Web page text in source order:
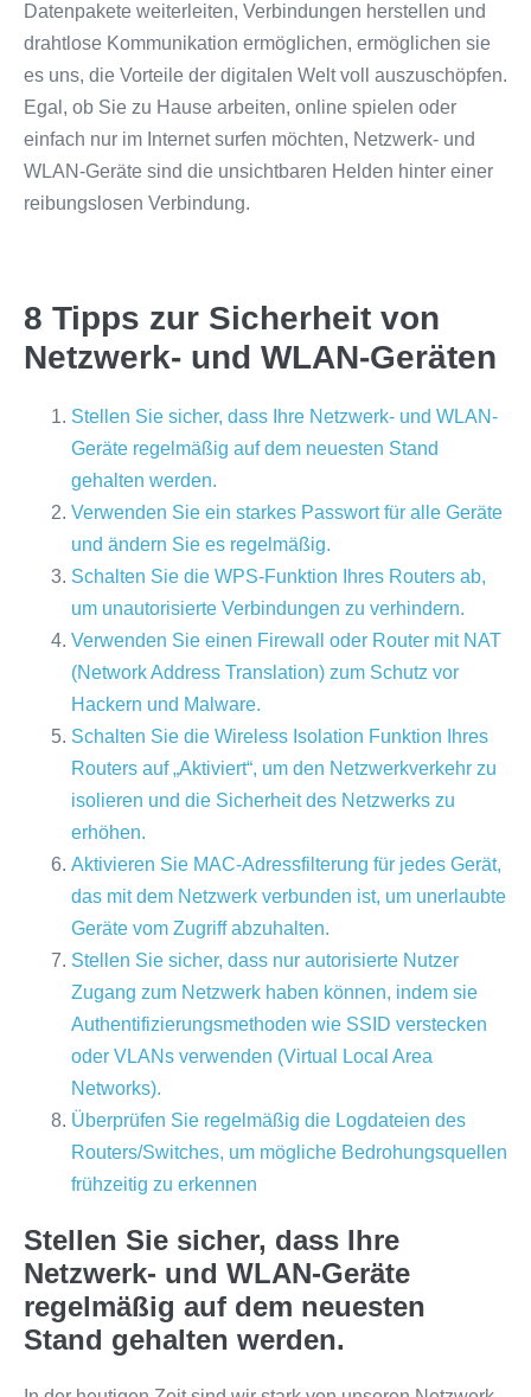
Datenpakete weiterleiten, Verbindungen herstellen und
drahtlose Kommunikation ermöglichen, ermöglichen sie
es uns, die Vorteile der digitalen Welt voll auszuschöpfen.
Egal, ob Sie zu Hause arbeiten, online spielen oder
einfach nur im Internet surfen möchten, Netzwerk- und
WLAN-Geräte sind die unsichtbaren Helden hinter einer
reibungslosen Verbindung.
8 Tipps zur Sicherheit von
Netzwerk- und WLAN-Geräten
Stellen Sie sicher, dass Ihre Netzwerk- und WLAN-
Geräte regelmäßig auf dem neuesten Stand
gehalten werden.
Verwenden Sie ein starkes Passwort für alle Geräte
und ändern Sie es regelmäßig.
Schalten Sie die WPS-Funktion Ihres Routers ab,
um unautorisierte Verbindungen zu verhindern.
Verwenden Sie einen Firewall oder Router mit NAT
(Network Address Translation) zum Schutz vor
Hackern und Malware.
Schalten Sie die Wireless Isolation Funktion Ihres
Routers auf „Aktiviert“, um den Netzwerkverkehr zu
isolieren und die Sicherheit des Netzwerks zu
erhöhen.
Aktivieren Sie MAC-Adressfilterung für jedes Gerät,
das mit dem Netzwerk verbunden ist, um unerlaubte
Geräte vom Zugriff abzuhalten.
Stellen Sie sicher, dass nur autorisierte Nutzer
Zugang zum Netzwerk haben können, indem sie
Authentifizierungsmethoden wie SSID verstecken
oder VLANs verwenden (Virtual Local Area
Networks).
Überprüfen Sie regelmäßig die Logdateien des
Routers/Switches, um mögliche Bedrohungsquellen
frühzeitig zu erkennen
Stellen Sie sicher, dass Ihre
Netzwerk- und WLAN-Geräte
regelmäßig auf dem neuesten
Stand gehalten werden.